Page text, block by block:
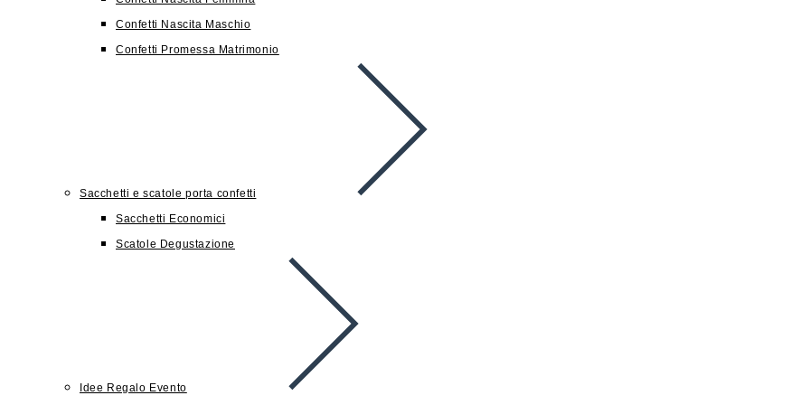
Confetti Nascita Maschio
Confetti Promessa Matrimonio
Sacchetti e scatole porta confetti
Sacchetti Economici
Scatole Degustazione
Idee Regalo Evento